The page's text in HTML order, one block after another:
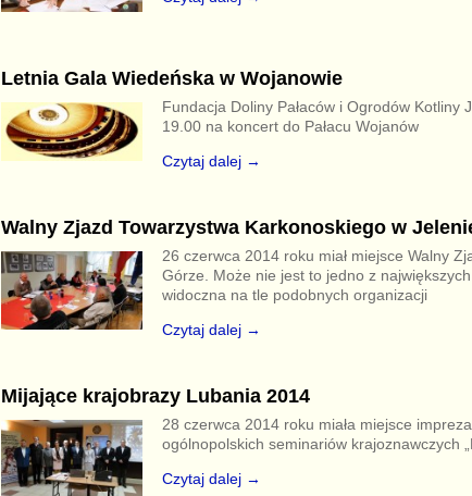
Letnia Gala Wiedeńska w Wojanowie
Fundacja Doliny Pałaców i Ogrodów Kotliny
19.00 na koncert do Pałacu Wojanów
Czytaj dalej →
Walny Zjazd Towarzystwa Karkonoskiego w
26 czerwca 2014 roku miał miejsce Walny
Górze. Może nie jest to jedno z
widoczna na tle podobnych organizacji
Czytaj dalej →
Mijające krajobrazy Lubania 2014
28 czerwca 2014 roku miała miejsce
ogólnopolskich seminariów krajoznawczych
Czytaj dalej →